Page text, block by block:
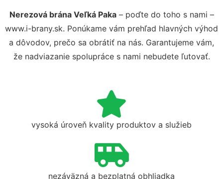
Nerezová brána Veľká Paka– poďte do toho s nami –
www.i-brany.sk. Ponúkame vám prehľad hlavných výhod
a dôvodov, prečo sa obrátiť na nás. Garantujeme vám,
že nadviazanie spolupráce s nami nebudete ľutovať.
vysoká úroveň kvality produktov a služieb
nezáväzná a bezplatná obhliadka